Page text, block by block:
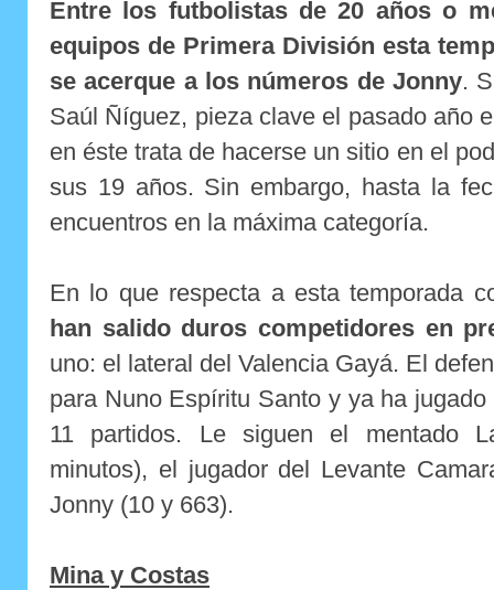
Entre los futbolistas de 20 años o
equipos de Primera División esta
se acerque a los números de Jonny.
Saúl Ñíguez, pieza clave el pasado año
en éste trata de hacerse un sitio en el
sus 19 años. Sin embargo, hasta la
encuentros en la máxima categoría.
En lo que respecta a esta temporada
han salido duros competidores en
uno: el lateral del Valencia Gayá. El
para Nuno Espíritu Santo y ya ha
11 partidos. Le siguen el mentado
minutos), el jugador del Levante
Jonny (10 y 663).
Mina y Costas